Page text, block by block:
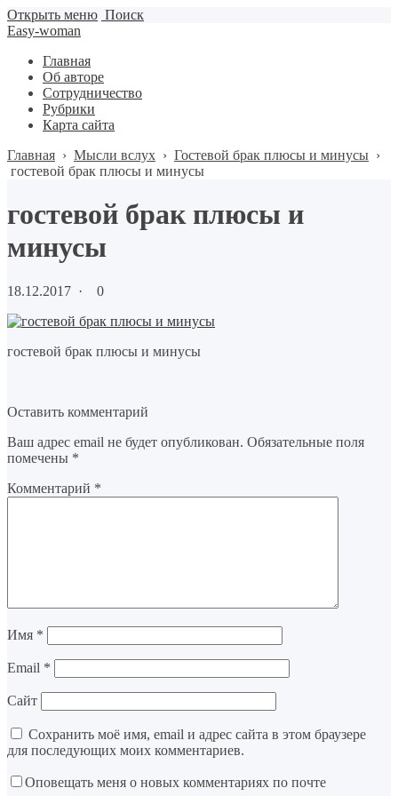
Открыть меню Поиск
Easy-woman
Главная
Об авторе
Сотрудничество
Рубрики
Карта сайта
Главная › Мысли вслух › Гостевой брак плюсы и минусы ›
гостевой брак плюсы и минусы
гостевой брак плюсы и
минусы
18.12.2017 · 0
гостевой брак плюсы и минусы
Оставить комментарий
Ваш адрес email не будет опубликован. Обязательные поля
помечены *
Комментарий *
Имя *
Email *
Сайт
Сохранить моё имя, email и адрес сайта в этом браузере
для последующих моих комментариев.
Оповещать меня о новых комментариях по почте